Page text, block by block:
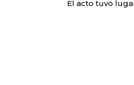
El acto tuvo